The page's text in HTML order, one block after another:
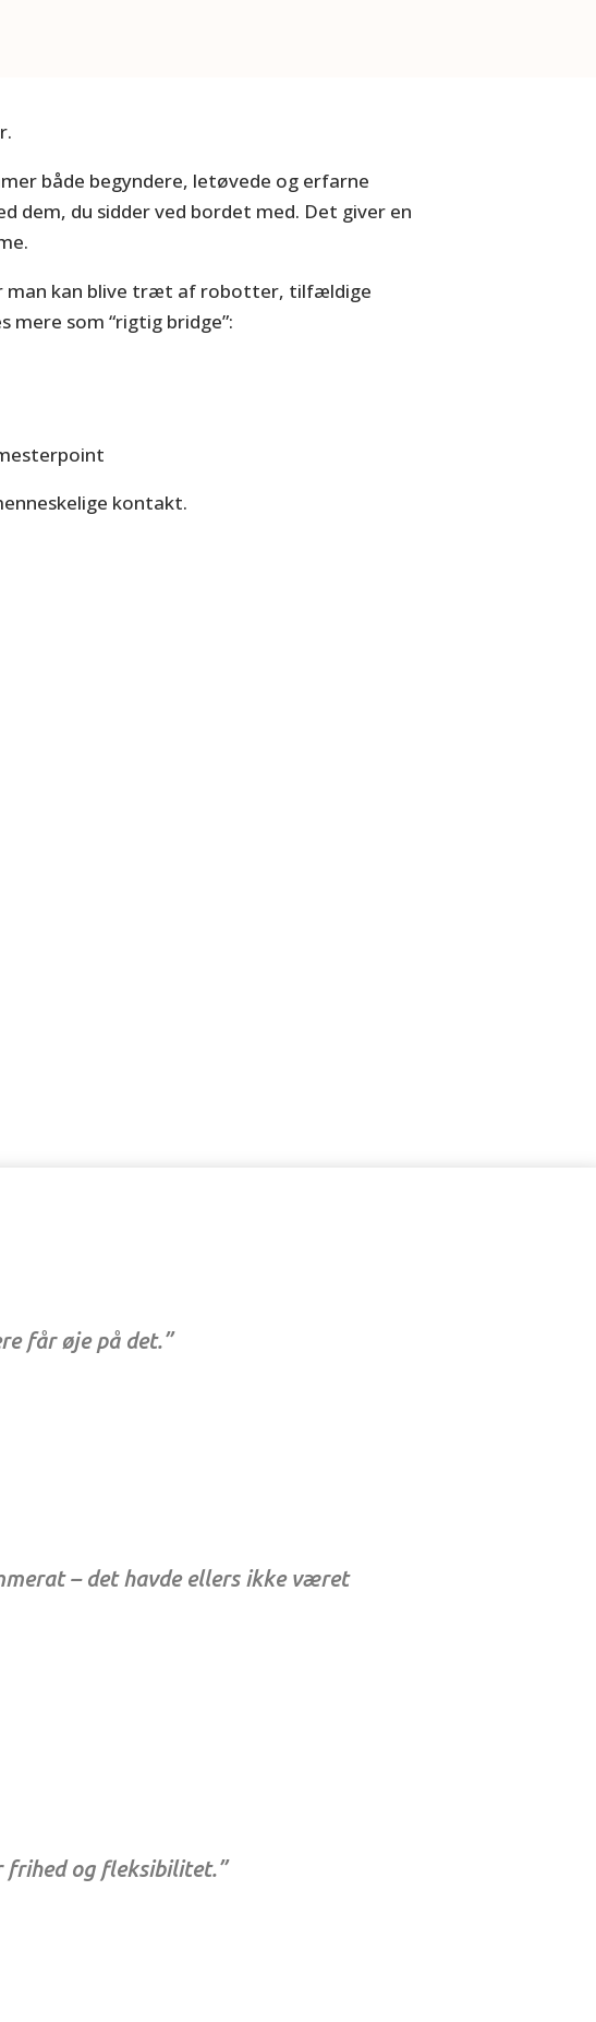
både begyndere, letøvede og erfarne
dem, du sidder ved bordet med. Det giver en
man kan blive træt af robotter, tilfældige
mere som “rigtig bridge”:
kontakt.
får øje på det.”
– det havde ellers ikke været
frihed og fleksibilitet.”